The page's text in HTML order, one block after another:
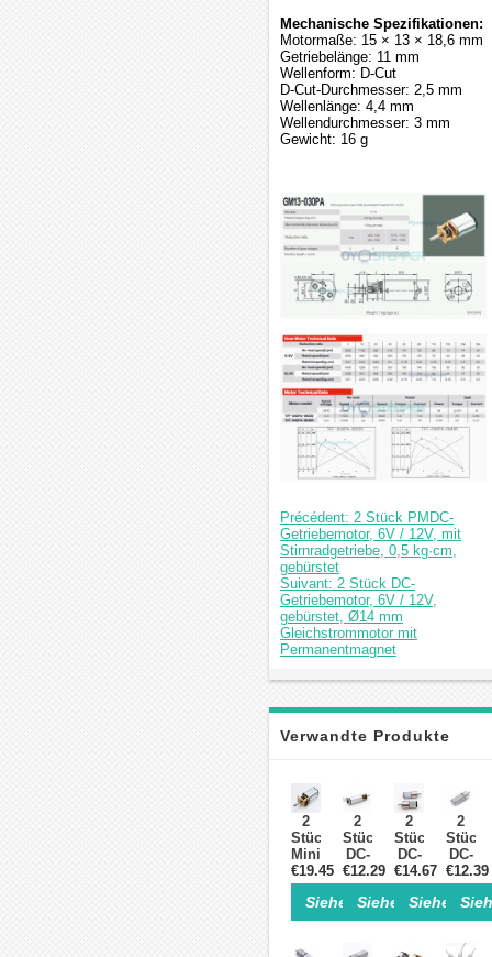
Mechanische Spezifikationen:
Motormaße: 15 × 13 × 18,6 mm
Getriebelänge: 11 mm
Wellenform: D-Cut
D-Cut-Durchmesser: 2,5 mm
Wellenlänge: 4,4 mm
Wellendurchmesser: 3 mm
Gewicht: 16 g
Précédent: 2 Stück PMDC-
Getriebemotor, 6V / 12V, mit
Stirnradgetriebe, 0,5 kg·cm,
gebürstet
Suivant: 2 Stück DC-
Getriebemotor, 6V / 12V,
gebürstet, Ø14 mm
Gleichstrommotor mit
Permanentmagnet
Verwandte Produkte
2
Stück
Mini
DC-
Getriebemotor,
2,4V
/ 5V,
gebürstet,
€19.45
Siehe Einzelheiten>
2
Stück
DC-
Getriebemotor,
6V /
12V,
gebürstet,
mm
€12.29
Siehe
2
Stück
DC-
6V /
12V,
mit
0,5
€14.67
Siehe
2
Stück
DC-
6V /
12V,
kg·cm,
€12.39